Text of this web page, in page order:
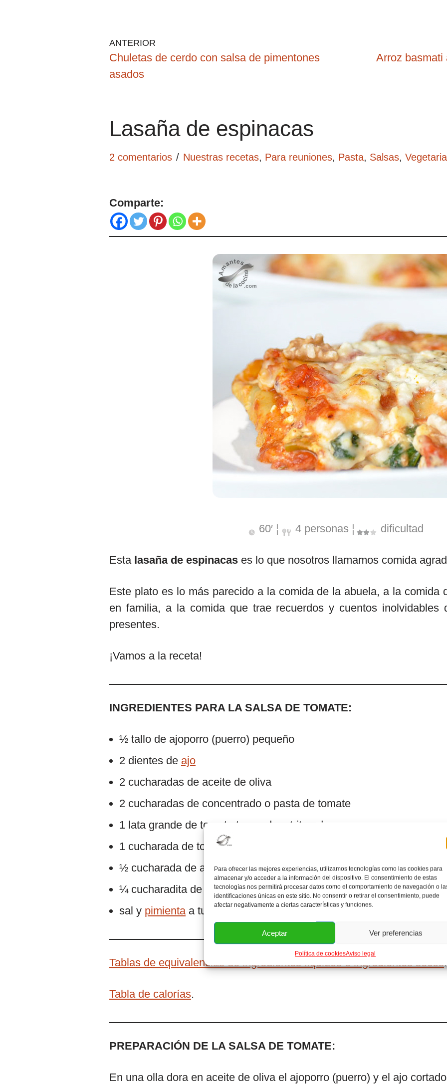
Para ofrecer las mejores experiencias, utilizamos tecnologías como las cookies para
almacenar y/o acceder a la información del dispositivo. El consentimiento de estas
tecnologías nos permitirá procesar datos como el comportamiento de navegación o
identificaciones únicas en este sitio. No consentir o retirar el consentimiento, puede
afectar negativamente a ciertas características y funciones.
Aceptar Ver preferencias
Política de cookiesAviso legal
ANTERIOR
Chuletas de cerdo con salsa de pimentones
asados
Arroz basmati
Lasaña de espinacas
2 comentarios Nuestras recetas, Para reuniones, Pasta, Salsas,
Comparte:
60′ ¦ 4 personas ¦ dificultad
Esta lasaña de espinacas es lo que nosotros llamamos comida
Este plato es lo más parecido a la comida de la abuela, a la comida
en familia, a la comida que trae recuerdos y cuentos inolvidables
presentes.
¡Vamos a la receta!
INGREDIENTES PARA LA SALSA DE TOMATE:
½ tallo de ajoporro (puerro) pequeño
2 dientes de ajo
2 cucharadas de aceite de oliva
2 cucharadas de concentrado o pasta de tomate
1 lata grande de tomate troceado o triturado
1 cucharada de tomillo fresco cortadito
½ cucharada de azúcar
¼ cucharadita de curry
sal y pimientaa tu gusto
Tablas de equivalencias de ingredientes líquidos e ingredientes secos.
Tabla de calorías.
PREPARACIÓN DE LA SALSA DE TOMATE:
En una olla dora en aceite de oliva el ajoporro (puerro) y el ajo